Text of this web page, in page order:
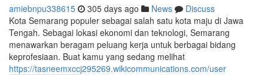
amiebnpu338615 305 days ago News
Discuss
Kota Semarang populer sebagai salah satu kota maju di Jawa
Tengah. Sebagai lokasi ekonomi dan teknologi, Semarang
menawarkan beragam peluang kerja untuk berbagai bidang
keprofesiaan. Buat kamu yang sedang melihat
https://tasneemxccj295269.wikicommunications.com/user